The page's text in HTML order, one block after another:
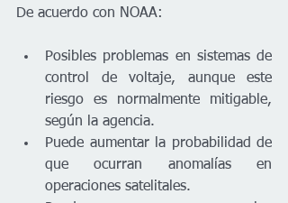
De acuerdo con NOAA:
Posibles problemas en sistemas de
control de voltaje, aunque este
riesgo es normalmente mitigable,
según la agencia.
Puede aumentar la probabilidad de
que ocurran anomalías en
operaciones satelitales.